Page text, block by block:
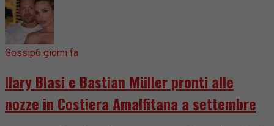
Gossip6 giorni fa
Ilary Blasi e Bastian Müller pronti alle
nozze in Costiera Amalfitana a settembre